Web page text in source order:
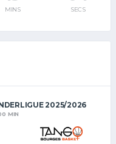
MINS SECS
2025/2026
MIN